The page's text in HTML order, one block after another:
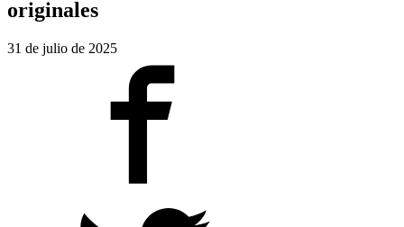
originales
31 de julio de 2025